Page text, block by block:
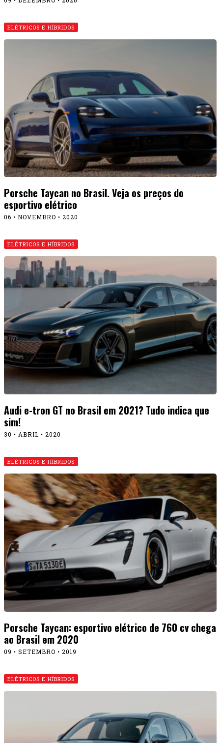
ELÉTRICOS E HÍBRIDOS
Porsche Taycan no Brasil. Veja os preços do
esportivo elétrico
06 • NOVEMBRO • 2020
ELÉTRICOS E HÍBRIDOS
Audi e-tron GT no Brasil em 2021? Tudo indica que
sim!
30 • ABRIL • 2020
ELÉTRICOS E HÍBRIDOS
Porsche Taycan: esportivo elétrico de 760 cv chega
ao Brasil em 2020
09 • SETEMBRO • 2019
ELÉTRICOS E HÍBRIDOS